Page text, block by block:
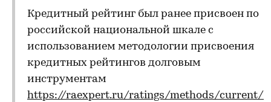
Кредитный рейтинг был ранее присвоен по
российской национальной шкале с
использованием методологии присвоения
кредитных рейтингов долговым
инструментам
https://raexpert.ru/ratings/methods/current/